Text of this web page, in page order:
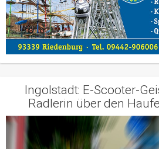
Ingolstadt: E-Scooter-
Radlerin über den